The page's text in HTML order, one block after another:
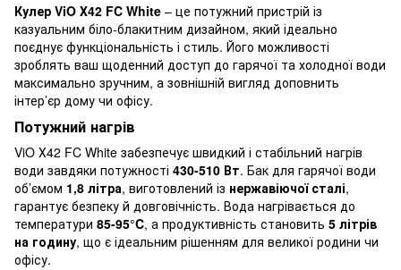
Кулер ViO Х42 FC White – це потужний пристрій із
казуальним біло-блакитним дизайном, який ідеально
поєднує функціональність і стиль. Його можливості
зроблять ваш щоденний доступ до гарячої та холодної води
максимально зручним, а зовнішній вигляд доповнить
інтер’єр дому чи офісу.
Потужний нагрів
ViO Х42 FC White забезпечує швидкий і стабільний нагрів
води завдяки потужності 430-510 Вт. Бак для гарячої води
об’ємом 1,8 літра, виготовлений із нержавіючої сталі,
гарантує безпеку й довговічність. Вода нагрівається до
температури 85-95°C, а продуктивність становить 5 літрів
на годину, що є ідеальним рішенням для великої родини чи
офісу.